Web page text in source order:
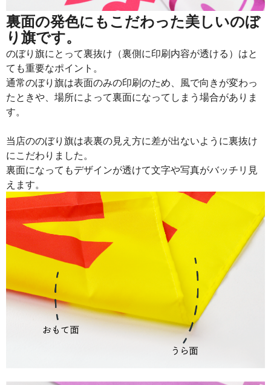
裏面の発色にもこだわった美しいのぼ
り旗です。
のぼり旗にとって裏抜け（裏側に印刷内容が透ける）はと
ても重要なポイント。
通常のぼり旗は表面のみの印刷のため、風で向きが変わっ
たときや、場所によって裏面になってしまう場合がありま
す。
当店ののぼり旗は表裏の見え方に差が出ないように裏抜け
にこだわりました。
裏面になってもデザインが透けて文字や写真がバッチリ見
えます。